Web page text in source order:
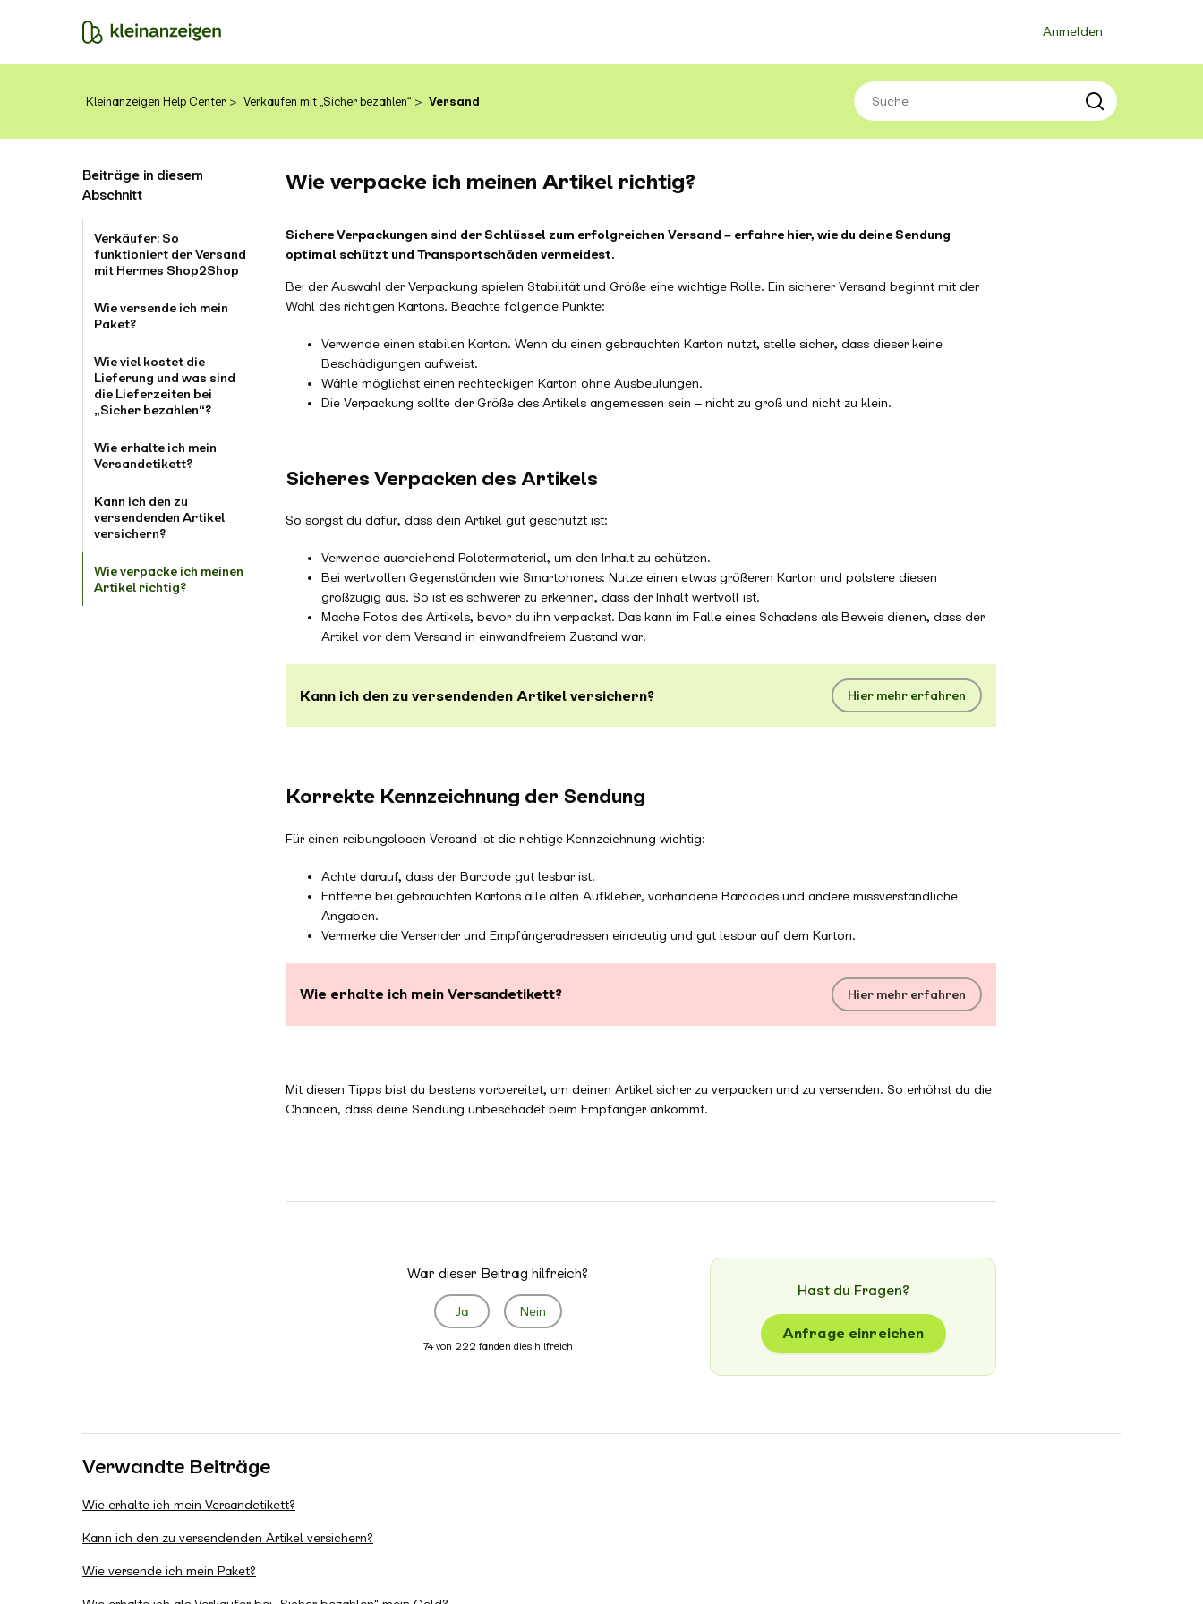
Anmelden
Kleinanzeigen Help Center Verkaufen mit „Sicher bezahlen“ Versand
Beiträge in diesem
Abschnitt
Verkäufer: So
funktioniert der Versand
mit Hermes Shop2Shop
Wie versende ich mein
Paket?
Wie viel kostet die
Lieferung und was sind
die Lieferzeiten bei
„Sicher bezahlen“?
Wie erhalte ich mein
Versandetikett?
Kann ich den zu
versendenden Artikel
versichern?
Wie verpacke ich meinen
Artikel richtig?
Wie verpacke ich meinen Artikel richtig?
Sichere Verpackungen sind der Schlüssel zum erfolgreichen Versand – erfahre hier, wie du deine Sendung
optimal schützt und Transportschäden vermeidest.
Bei der Auswahl der Verpackung spielen Stabilität und Größe eine wichtige Rolle. Ein sicherer Versand beginnt mit der
Wahl des richtigen Kartons. Beachte folgende Punkte:
Verwende einen stabilen Karton. Wenn du einen gebrauchten Karton nutzt, stelle sicher, dass dieser keine
Beschädigungen aufweist.
Wähle möglichst einen rechteckigen Karton ohne Ausbeulungen.
Die Verpackung sollte der Größe des Artikels angemessen sein – nicht zu groß und nicht zu klein.
Sicheres Verpacken des Artikels
So sorgst du dafür, dass dein Artikel gut geschützt ist:
Verwende ausreichend Polstermaterial, um den Inhalt zu schützen.
Bei wertvollen Gegenständen wie Smartphones: Nutze einen etwas größeren Karton und polstere diesen
großzügig aus. So ist es schwerer zu erkennen, dass der Inhalt wertvoll ist.
Mache Fotos des Artikels, bevor du ihn verpackst. Das kann im Falle eines Schadens als Beweis dienen, dass der
Artikel vor dem Versand in einwandfreiem Zustand war.
Kann ich den zu versendenden Artikel versichern? Hier mehr erfahren
Korrekte Kennzeichnung der Sendung
Für einen reibungslosen Versand ist die richtige Kennzeichnung wichtig:
Achte darauf, dass der Barcode gut lesbar ist.
Entferne bei gebrauchten Kartons alle alten Aufkleber, vorhandene Barcodes und andere missverständliche
Angaben.
Vermerke die Versender und Empfängeradressen eindeutig und gut lesbar auf dem Karton.
Wie erhalte ich mein Versandetikett? Hier mehr erfahren
Mit diesen Tipps bist du bestens vorbereitet, um deinen Artikel sicher zu verpacken und zu versenden. So erhöhst du die
Chancen, dass deine Sendung unbeschadet beim Empfänger ankommt.
War dieser Beitrag hilfreich?
Ja Nein
74 von 222 fanden dies hilfreich
Hast du Fragen?
Anfrage einreichen
Verwandte Beiträge
Wie erhalte ich mein Versandetikett?
Kann ich den zu versendenden Artikel versichern?
Wie versende ich mein Paket?